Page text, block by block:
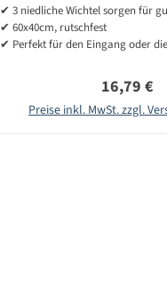
Innen/
✔ 3 niedliche Wichtel sorgen für
✔ 60x40cm, rutschfest
✔ Perfekt für den Eingang oder
Regulärer
16,79 €
Preise inkl. MwSt. zzgl.